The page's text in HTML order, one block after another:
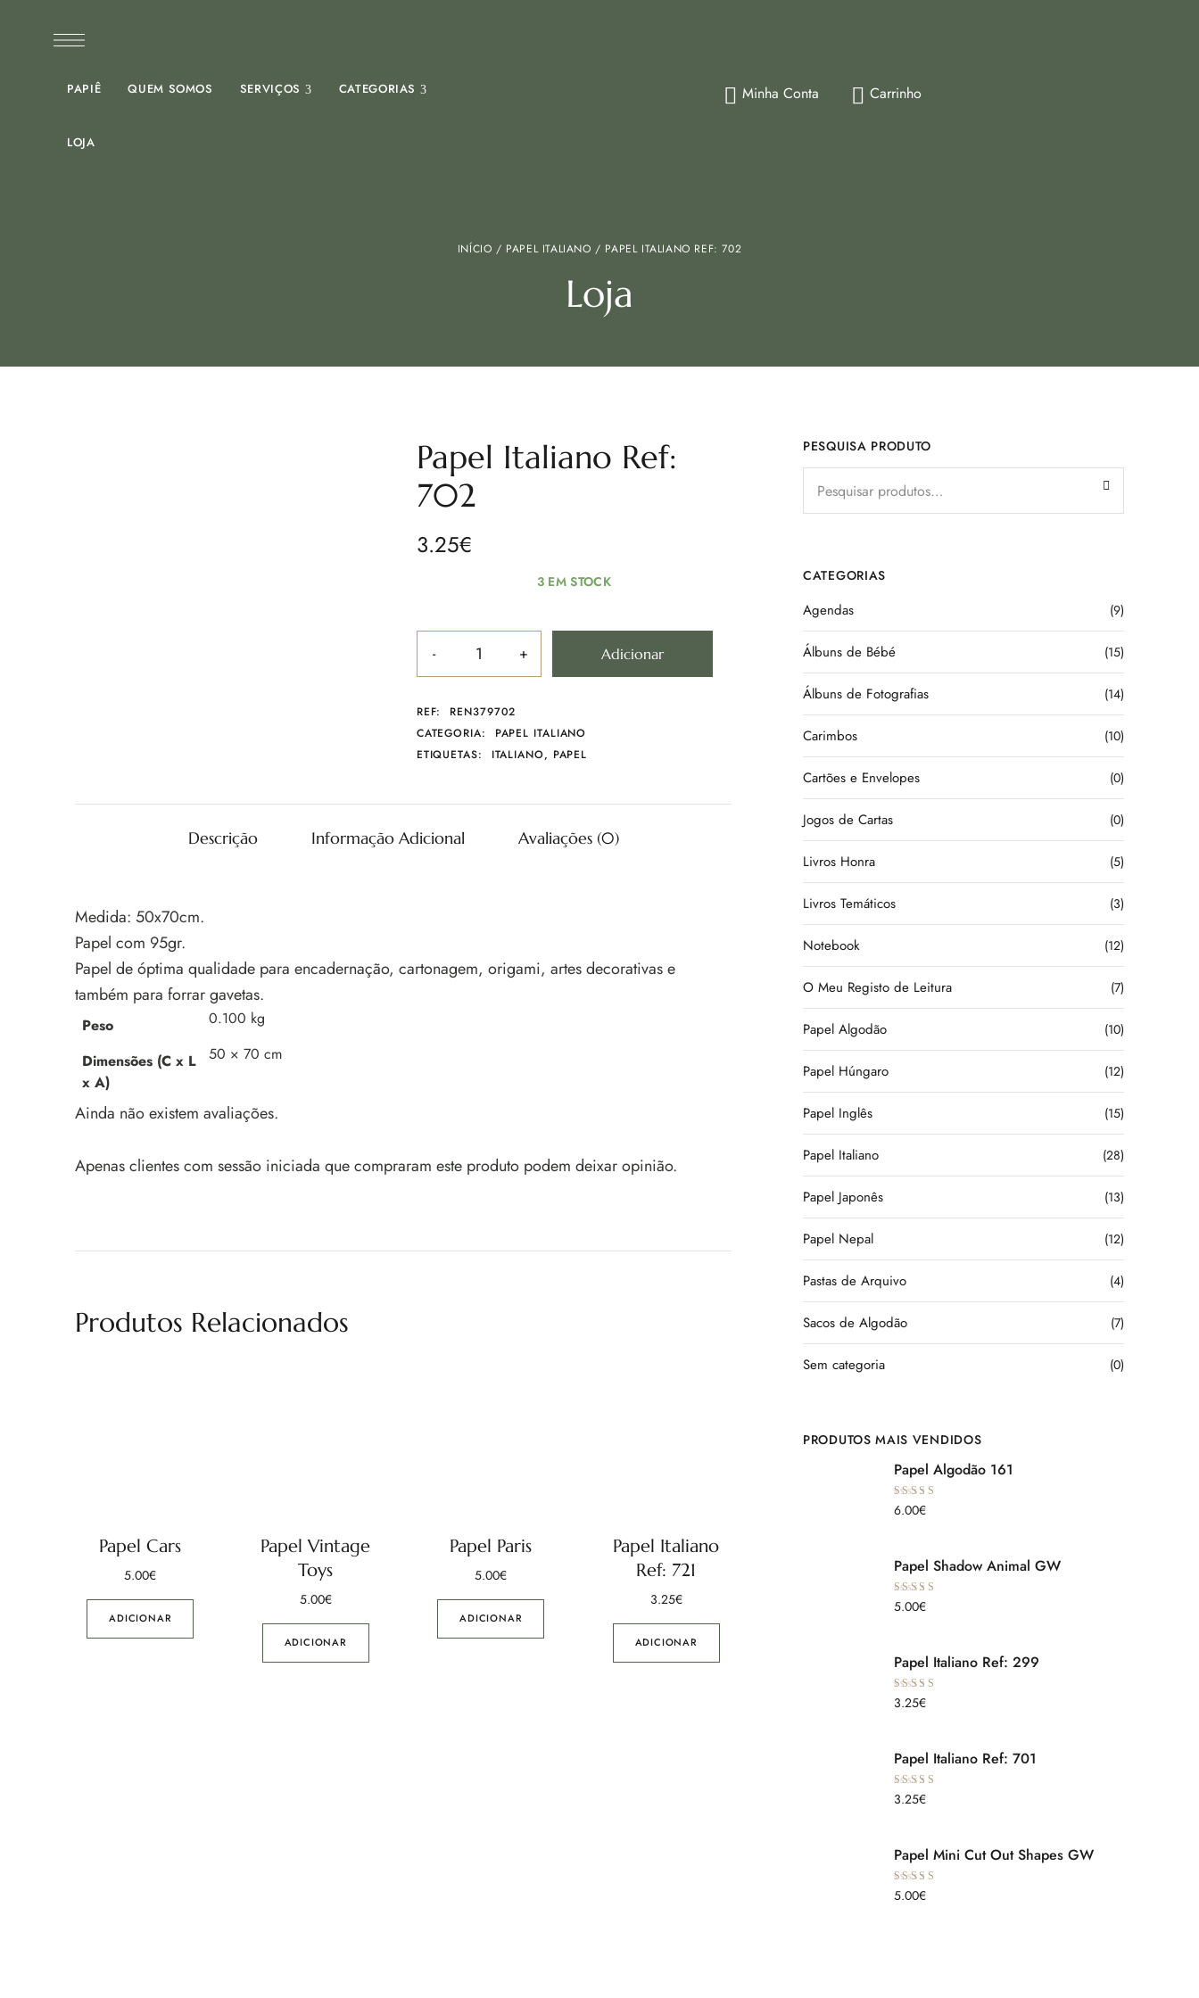
PAPIÊ QUEM SOMOS SERVIÇOS CATEGORIAS
LOJA
Minha Conta Carrinho
INÍCIO / PAPEL ITALIANO / PAPEL ITALIANO REF: 702
Loja
Papel Italiano Ref:
702
3.25€
3 EM STOCK
Adicionar
REF:
REN379702
CATEGORIA:
PAPEL ITALIANO
ETIQUETAS:
ITALIANO, PAPEL
Descrição Informação Adicional Avaliações (0)
Medida: 50x70cm.
Papel com 95gr.
Papel de óptima qualidade para encadernação, cartonagem, origami, artes decorativas e
também para forrar gavetas.
Peso 0.100 kg
Dimensões (C x L
x A)
50 × 70 cm
Ainda não existem avaliações.
Apenas clientes com sessão iniciada que compraram este produto podem deixar opinião.
Produtos Relacionados
Papel Cars
5.00€
ADICIONAR
Papel Vintage
Toys
5.00€
ADICIONAR
Papel Paris
5.00€
ADICIONAR
Papel Italiano
Ref: 721
3.25€
ADICIONAR
PESQUISA PRODUTO
CATEGORIAS
Agendas (9)
Álbuns de Bébé (15)
Álbuns de Fotografias (14)
Carimbos (10)
Cartões e Envelopes (0)
Jogos de Cartas (0)
Livros Honra (5)
Livros Temáticos (3)
Notebook (12)
O Meu Registo de Leitura (7)
Papel Algodão (10)
Papel Húngaro (12)
Papel Inglês (15)
Papel Italiano (28)
Papel Japonês (13)
Papel Nepal (12)
Pastas de Arquivo (4)
Sacos de Algodão (7)
Sem categoria (0)
PRODUTOS MAIS VENDIDOS
Papel Algodão 161
Avaliação
5.00de 5
6.00€
Papel Shadow Animal GW
Avaliação
5.00de 5
5.00€
Papel Italiano Ref: 299
Avaliação
5.00de 5
3.25€
Papel Italiano Ref: 701
Avaliação
5.00de 5
3.25€
Papel Mini Cut Out Shapes GW
Avaliação
5.00de 5
5.00€